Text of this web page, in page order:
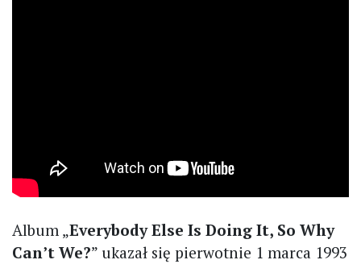
Album „Everybody Else Is Doing It, So Why
Can’t We?” ukazał się pierwotnie 1 marca 1993